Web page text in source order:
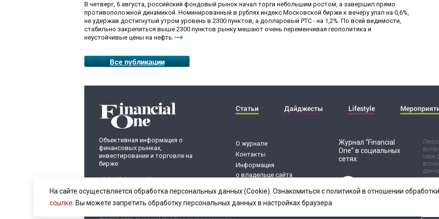
В четверг, 6 августа, российский фондовый рынок начал торги небольшим ростом, а завершил прямо
противоположной динамикой. Номинированный в рублях индекс Московской биржи к вечеру упал на 0,6%,
не удержав достигнутый утром уровень в 2300 пунктов, а долларовый РТС - на 1,2%. По всей видимости,
стабильно закрепиться выше 2300 пунктов рынку мешают очень переменчивая геополитика и
неустойчивые цены на нефть.
Все публикации
Объективная информация о
финансовых рынках,
инвестировании и торговле на
бирже
+7 (495) 899-01-70
info@fomag.ru
Статьи Дайджесты Lifestyle
О журнале
Контакты
Информация
о владельце сайта
персональных данных
Журнал “Financial
One” в социальных
сетях:
себе
риск
На сайте осуществляется обработка персональных данных (Cookie). Ознакомиться с политикой в отношении
ссылке . Вы можете запретить обработку персональных данных в настройках браузера.